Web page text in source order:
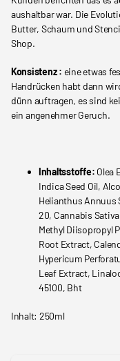
aushaltbar war. Die
Butter, Schaum und
Shop.
Konsistenz : eine etwas
Handrücken habt dann
dünn auftragen, es sind
ein angenehmer Geruch.
Inhaltsstoffe: Olea
Indica Seed Oil,
Helianthus Annuus
20, Cannabis
Methyl Diisopropyl
Root Extract,
Hypericum
Leaf Extract,
45100, Bht
Inhalt: 250ml